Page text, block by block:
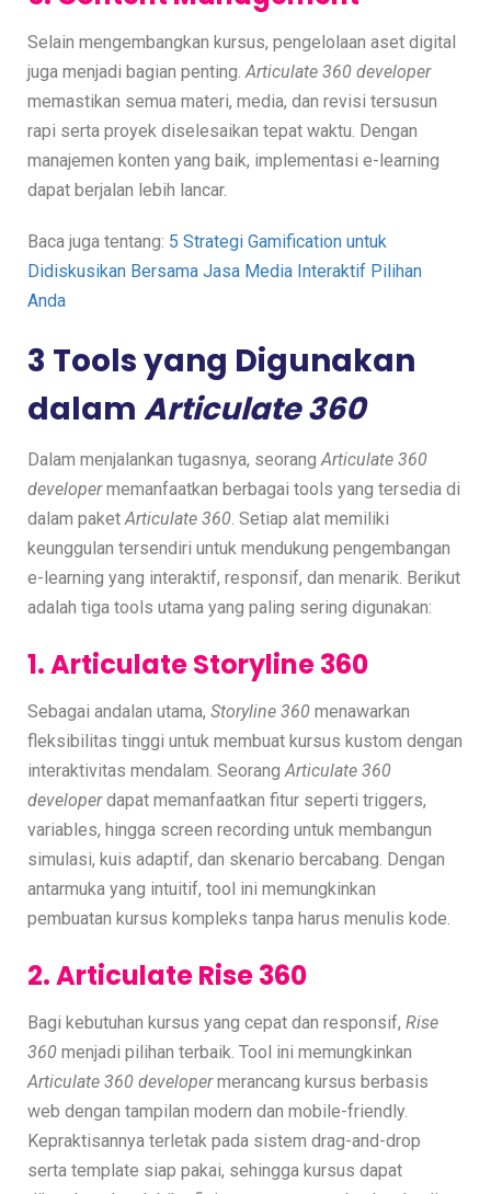
Selain mengembangkan kursus, pengelolaan aset digital
juga menjadi bagian penting.Articulate 360 developer
memastikan semua materi, media, dan revisi tersusun
rapi serta proyek diselesaikan tepat waktu. Dengan
manajemen konten yang baik, implementasi e-learning
dapat berjalan lebih lancar.
Baca juga tentang: 5 Strategi Gamification untuk
Didiskusikan Bersama Jasa Media Interaktif Pilihan
Anda
3 Tools yang Digunakan
dalam Articulate 360
Dalam menjalankan tugasnya, seorangArticulate 360
developermemanfaatkan berbagai tools yang tersedia di
dalam paketArticulate 360. Setiap alat memiliki
keunggulan tersendiri untuk mendukung pengembangan
e-learning yang interaktif, responsif, dan menarik. Berikut
adalah tiga tools utama yang paling sering digunakan:
1. Articulate Storyline 360
Sebagai andalan utama, Storyline 360 menawarkan
fleksibilitas tinggi untuk membuat kursus kustom dengan
interaktivitas mendalam. SeorangArticulate 360
developerdapat memanfaatkan fitur seperti triggers,
variables, hingga screen recording untuk membangun
simulasi, kuis adaptif, dan skenario bercabang. Dengan
antarmuka yang intuitif, tool ini memungkinkan
pembuatan kursus kompleks tanpa harus menulis kode.
2. Articulate Rise 360
Bagi kebutuhan kursus yang cepat dan responsif, Rise
360 menjadi pilihan terbaik. Tool ini memungkinkan
Articulate 360 developermerancang kursus berbasis
web dengan tampilan modern dan mobile-friendly.
Kepraktisannya terletak pada sistem drag-and-drop
serta template siap pakai, sehingga kursus dapat